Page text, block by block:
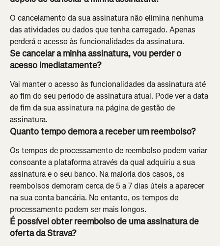
O cancelamento da sua assinatura não elimina nenhuma
das atividades ou dados que tenha carregado. Apenas
perderá o acesso às funcionalidades da assinatura.
Se cancelar a minha assinatura, vou perder o
acesso imediatamente?
Vai manter o acesso às funcionalidades da assinatura até
ao fim do seu período de assinatura atual. Pode ver a data
de fim da sua assinatura na página de gestão de
assinatura.
Quanto tempo demora a receber um reembolso?
Os tempos de processamento de reembolso podem variar
consoante a plataforma através da qual adquiriu a sua
assinatura e o seu banco. Na maioria dos casos, os
reembolsos demoram cerca de 5 a 7 dias úteis a aparecer
na sua conta bancária. No entanto, os tempos de
processamento podem ser mais longos.
É possível obter reembolso de uma assinatura de
oferta da Strava?